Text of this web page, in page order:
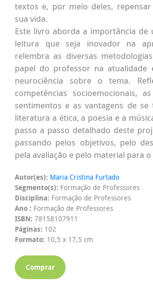
textos e, por meio deles,
sua vida.
Este livro aborda a importância de
leitura que seja inovador na
relembra as diversas
papel do professor na
neurociência sobre o tema.
competências socioemocionais,
sentimentos e as vantagens de se
literatura a ética, a poesia e a
passo a passo detalhado deste
passando pelos objetivos, pelo
pela avaliação e pelo material para
Autor(es): Maria Cristina Furtado
Segmento(s): Formação de Professores
Disciplina: Formação de Professores
Ano : Formação de Professores
ISBN: 78158107911
Páginas: 102
Formato: 10,5 x 17,5 cm
Comprar